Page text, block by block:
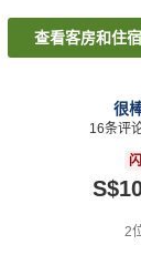
查看客房和住
很
16条评
2